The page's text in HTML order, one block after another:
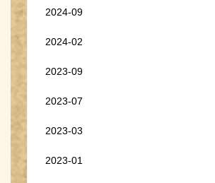
2024-09
2024-02
2023-09
2023-07
2023-03
2023-01